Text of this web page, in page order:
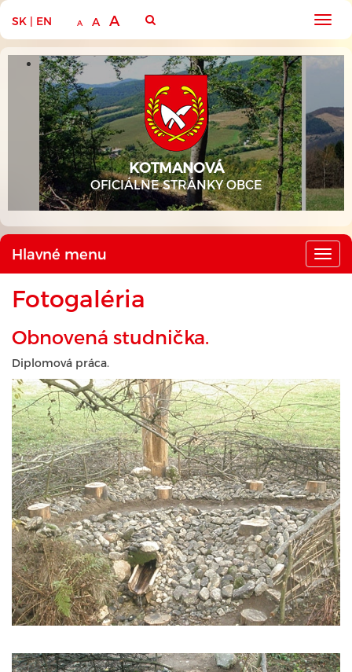
SK | EN A A A
KOTMANOVÁ
OFICIÁLNE STRÁNKY OBCE
Hlavné menu
Fotogaléria
Obnovená studnička.
Diplomová práca.